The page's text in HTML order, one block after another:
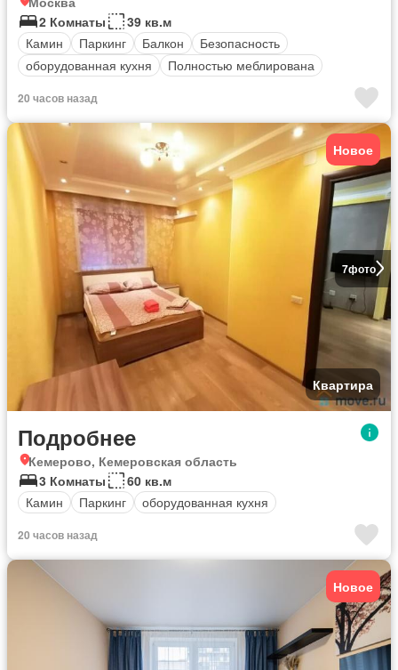
2 Комнаты
39 кв.м
Камин
Паркинг Балкон
Безопасность
оборудованная кухня
Полностью меблирована
20 часов назад
7фото
Новое
Квартира
Подробнее
Кемерово, Кемеровская область
3 Комнаты
60 кв.м
Камин
Паркинг оборудованная кухня
20 часов назад
Новое